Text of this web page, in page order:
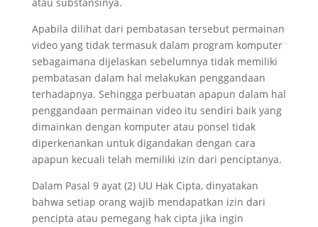
atau substansinya.
Apabila dilihat dari pembatasan tersebut permainan
video yang tidak termasuk dalam program komputer
sebagaimana dijelaskan sebelumnya tidak memiliki
pembatasan dalam hal melakukan penggandaan
terhadapnya. Sehingga perbuatan apapun dalam hal
penggandaan permainan video itu sendiri baik yang
dimainkan dengan komputer atau ponsel tidak
diperkenankan untuk digandakan dengan cara
apapun kecuali telah memiliki izin dari penciptanya.
Dalam Pasal 9 ayat (2) UU Hak Cipta, dinyatakan
bahwa setiap orang wajib mendapatkan izin dari
pencipta atau pemegang hak cipta jika ingin